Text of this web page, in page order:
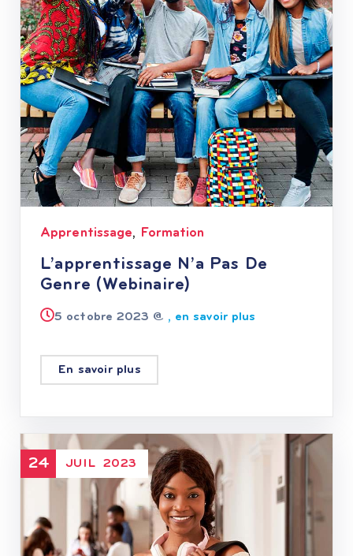
Apprentissage, Formation
L’apprentissage N’a Pas De
Genre (Webinaire)
5 octobre 2023 @ , en savoir plus
En savoir plus
24 JUIL 2023